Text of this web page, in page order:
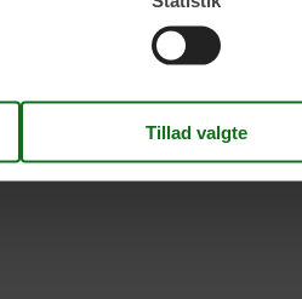
4vurderinger
Sidste vurdering fra d. 12-07-2026
Detaljer
Kommentarer